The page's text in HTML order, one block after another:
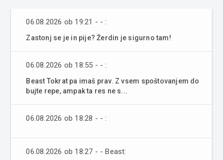
06.08.2026 ob 19:21 - - :
Zastonj se je in pije? Žerdin je sigurno tam!
06.08.2026 ob 18:55 - - :
Beast Tokrat pa imaš prav. Z vsem spoštovanjem do
bujte repe, ampak ta res ne s...
06.08.2026 ob 18:28 - - :
06.08.2026 ob 18:27 - - Beast: